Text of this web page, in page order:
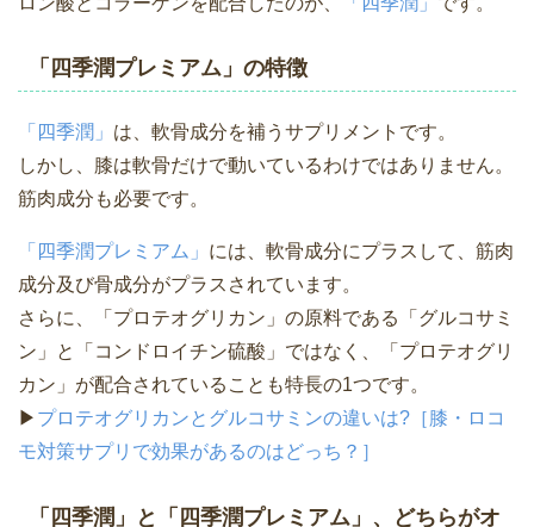
「四季潤プレミアム」の特徴
「四季潤」 は、軟骨成分を補うサプリメントです。
しかし、膝は軟骨だけで動いているわけではありません。
筋肉成分も必要です。
「四季潤プレミアム」 には、軟骨成分にプラスして、筋肉
成分及び骨成分がプラスされています。
さらに、「プロテオグリカン」の原料である「グルコサミ
ン」と「コンドロイチン硫酸」ではなく、「プロテオグリ
カン」が配合されていることも特長の1つです。
▶ プロテオグリカンとグルコサミンの違いは?［膝・ロコ
モ対策サプリで効果があるのはどっち？］
「四季潤」と「四季潤プレミアム」、どちらがオ